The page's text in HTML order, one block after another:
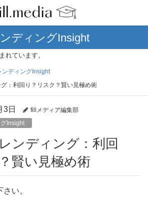
ディングInsight
れています。
ンディングInsight
：利回り？リスク？賢い見極め術
3日
fillメディア編集部
Insight
賢い見極め術
い。